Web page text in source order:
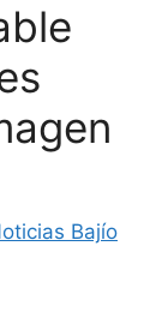
Bajío